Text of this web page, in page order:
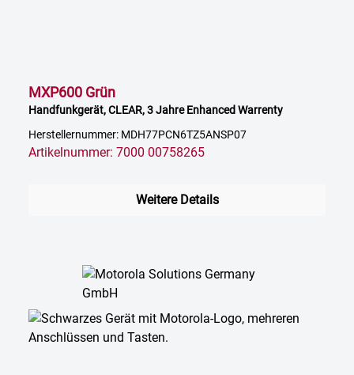
MXP600 Grün
Handfunkgerät, CLEAR, 3 Jahre Enhanced Warrenty
Herstellernummer: MDH77PCN6TZ5ANSP07
Artikelnummer: 7000 00758265
Weitere Details